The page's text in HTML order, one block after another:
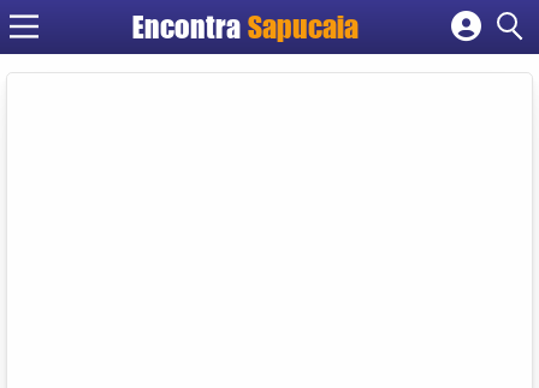
Encontra
Cadastrar empresa